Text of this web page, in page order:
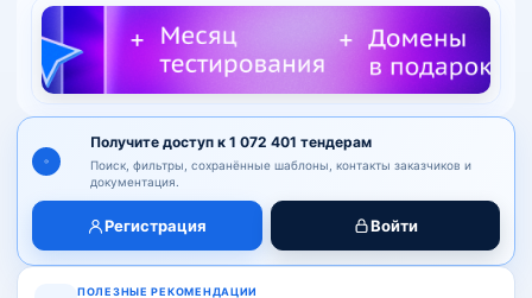
Получите доступ к 1 072 401 тендерам
Поиск, фильтры, сохранённые шаблоны, контакты заказчиков и
документация.
Регистрация Войти
ПОЛЕЗНЫЕ РЕКОМЕНДАЦИИ